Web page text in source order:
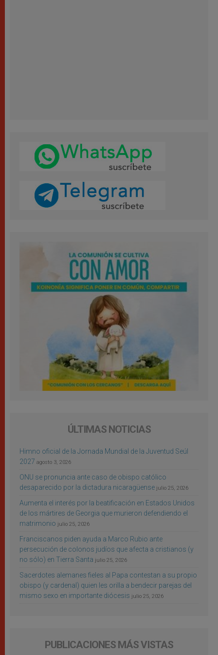
ÚLTIMAS NOTICIAS
Himno oficial de la Jornada Mundial de la Juventud Seúl
2027 agosto 3, 2026
ONU se pronuncia ante caso de obispo católico
desaparecido por la dictadura nicaragüense julio 25, 2026
Aumenta el interés por la beatificación en Estados Unidos
de los mártires de Georgia que murieron defendiendo el
matrimonio julio 25, 2026
Franciscanos piden ayuda a Marco Rubio ante
persecución de colonos judíos que afecta a cristianos (y
no sólo) en Tierra Santa julio 25, 2026
Sacerdotes alemanes fieles al Papa contestan a su propio
obispo (y cardenal) quien les orilla a bendecir parejas del
mismo sexo en importante diócesis julio 25, 2026
PUBLICACIONES MÁS VISTAS